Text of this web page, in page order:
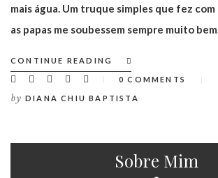
mais água. Um truque simples que fez
as papas me soubessem sempre muito
CONTINUE READING
0 COMMENTS
by DIANA CHIU BAPTISTA
Sobre Mim